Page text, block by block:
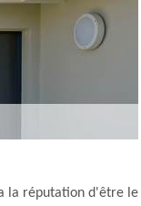
la réputation d'être le